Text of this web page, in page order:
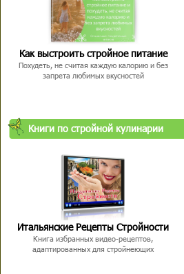
Как выстроить стройное питание
Похудеть, не считая каждую калорию и без
запрета любимых вкусностей
Книги по стройной кулинарии
Итальянские Рецепты Стройности
Книга избранных видео-рецептов,
адаптированных для стройнеющих